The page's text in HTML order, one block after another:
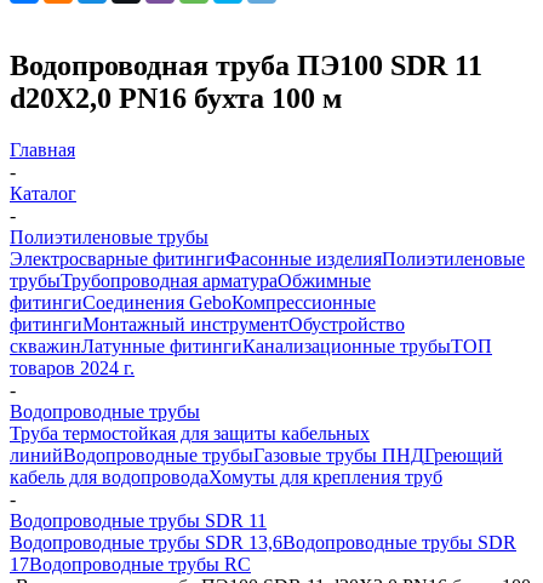
Водопроводная труба ПЭ100 SDR 11
d20Х2,0 PN16 бухта 100 м
Главная
-
Каталог
-
Полиэтиленовые трубы
Электросварные фитингиФасонные изделияПолиэтиленовые
трубыТрубопроводная арматураОбжимные
фитингиСоединения GeboКомпрессионные
фитингиМонтажный инструментОбустройство
скважинЛатунные фитингиКанализационные трубыТОП
товаров 2024 г.
-
Водопроводные трубы
Труба термостойкая для защиты кабельных
линийВодопроводные трубыГазовые трубы ПНДГреющий
кабель для водопроводаХомуты для крепления труб
-
Водопроводные трубы SDR 11
Водопроводные трубы SDR 13,6Водопроводные трубы SDR
17Водопроводные трубы RC